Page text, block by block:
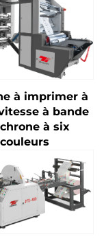
à imprimer à
à bande
à six
couleurs